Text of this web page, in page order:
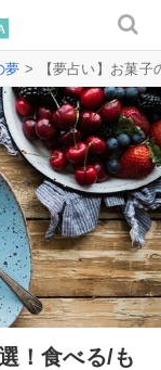
夢 > 【夢占い】お菓子
！食べる/も